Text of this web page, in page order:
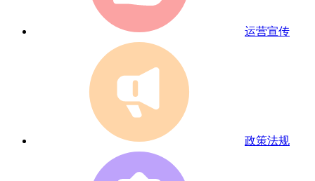
运营宣传
政策法规